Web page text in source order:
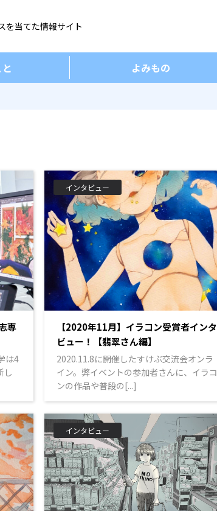
を当てた情報サイト
よみもの
専
は4
し
インタビュー
【2020年11月】イラコン受賞者インタ
ビュー！【翡翠さん編】
2020.11.8に開催したすけぶ交流会オンラ
イン。弊イベントの参加者さんに、イラコ
ンの作品や普段の[...]
インタビュー